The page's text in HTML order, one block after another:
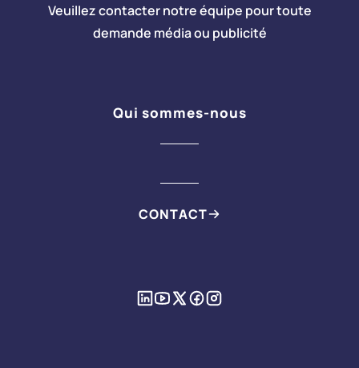
Veuillez contacter notre équipe pour toute
demande média ou publicité
Qui sommes-nous
CONTACT